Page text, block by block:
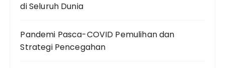
di Seluruh Dunia
Pandemi Pasca-COVID Pemulihan dan
Strategi Pencegahan